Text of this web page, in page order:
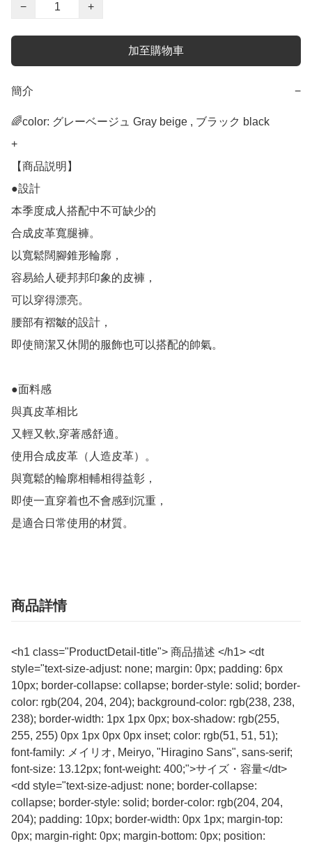
−
+
加至購物車
簡介 −
🌈color: グレーベージュ Gray beige , ブラック black
+
【商品説明】
●設計
本季度成人搭配中不可缺少的
合成皮革寬腿褲。
以寬鬆闊腳錐形輪廓，
容易給人硬邦邦印象的皮褲，
可以穿得漂亮。
腰部有褶皺的設計，
即使簡潔又休閒的服飾也可以搭配的帥氣。
●面料感
與真皮革相比
又輕又軟,穿著感舒適。
使用合成皮革（人造皮革）。
與寬鬆的輪廓相輔相得益彰，
即使一直穿着也不會感到沉重，
是適合日常使用的材質。
商品詳情
<h1 class="ProductDetail-title"> 商品描述 </h1> <dt
style="text-size-adjust: none; margin: 0px; padding: 6px
10px; border-collapse: collapse; border-style: solid; border-
color: rgb(204, 204, 204); background-color: rgb(238, 238,
238); border-width: 1px 1px 0px; box-shadow: rgb(255,
255, 255) 0px 1px 0px 0px inset; color: rgb(51, 51, 51);
font-family: メイリオ, Meiryo, "Hiragino Sans", sans-serif;
font-size: 13.12px; font-weight: 400;">サイズ・容量</dt>
<dd style="text-size-adjust: none; border-collapse:
collapse; border-style: solid; border-color: rgb(204, 204,
204); padding: 10px; border-width: 0px 1px; margin-top:
0px; margin-right: 0px; margin-bottom: 0px; position: